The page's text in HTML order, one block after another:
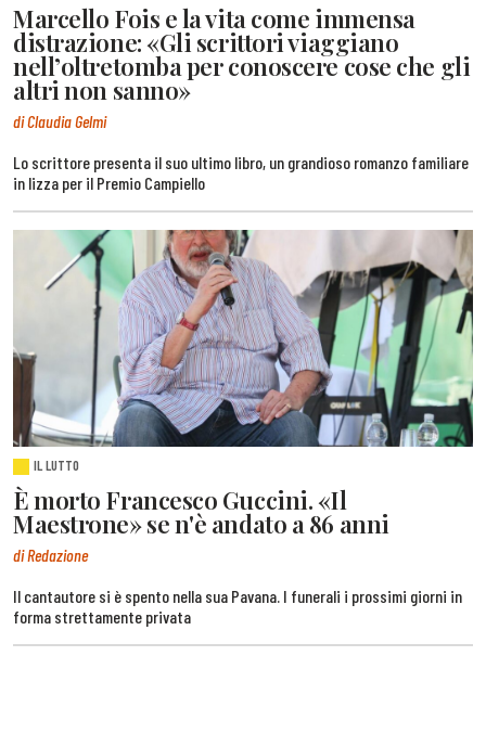
Marcello Fois e la vita come immensa
distrazione: «Gli scrittori viaggiano
nell’oltretomba per conoscere cose che gli
altri non sanno»
di Claudia Gelmi
Lo scrittore presenta il suo ultimo libro, un grandioso romanzo familiare
in lizza per il Premio Campiello
IL LUTTO
È morto Francesco Guccini. «Il
Maestrone» se n'è andato a 86 anni
di Redazione
Il cantautore si è spento nella sua Pavana. I funerali i prossimi giorni in
forma strettamente privata